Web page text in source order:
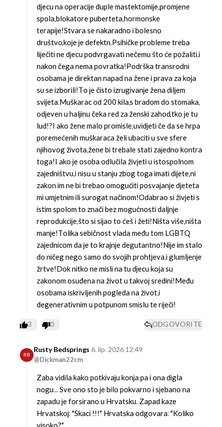
djecu na operacije duple mastektomije,promjene
spola,blokatore puberteta,hormonske
terapije!Stvara se nakaradno i bolesno
društvo,koje je defektn.Psihičke probleme treba
liječiti ne djecu podvrgavati nečemu što će požaliti,i
nakon čega nema povratka!Podrška transrodni
osobama je direktan napad na žene i prava za koja
su se izborili!To je čisto izrugivanje žena diljem
svijeta.Muškarac od 200 kila,s bradom do stomaka,
odjeven u haljinu čeka red za ženski zahod,tko je tu
lud!?I ako žene malo promisle,uvidjeti če da se hrpa
poremećenih muškaraca želi ubaciti u sve sfere
njihovog života,žene bi trebale stati zajedno kontra
toga!I ako je osoba odlučila živjeti u istospolnom
zajedništvu,i nisu u stanju zbog toga imati dijete,ni
zakon im ne bi trebao omogućiti posvajanje djeteta
mi umjetnim ili surogat načinom!Odabrao si živjeti s
istim spolom to znači bez mogućnosti daljnje
reprodukcije,što si sijao to ćeš i žeti!Ništa više,ništa
manje!Tolika sebičnost vlada među tom LGBTQ
zajednicom da je to krajnje degutantno!Nije im stalo
do ničeg nego samo do svojih prohtjeva,i glumljenje
žrtve!Dok nitko ne misli na tu djecu koja su
zakonom osuđena na život u takvoj sredini!Među
osobama iskrivljenih pogleda na život,i
degenerativnim u potpunom smislu te riječi!
3 0 ODGOVORITE
RB
Rusty Bedsprings
@Dickman22cm
6. lip. 2026 12:49
Zaba vidila kako potkivaju konja pa i ona digla
nogu... Sve ono sto je bilo pokvarno i sjebano na
zapadu je forsirano u Hrvatsku. Zapad kaze
Hrvatskoj: "Skaci !!!" Hrvatska odgovara: "Koliko